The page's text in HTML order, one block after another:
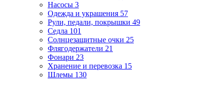
Насосы 3
Одежда и украшения 57
Рули, педали, покрышки 49
Седла 101
Солнцезащитные очки 25
Флягодержатели 21
Фонари 23
Хранение и перевозка 15
Шлемы 130